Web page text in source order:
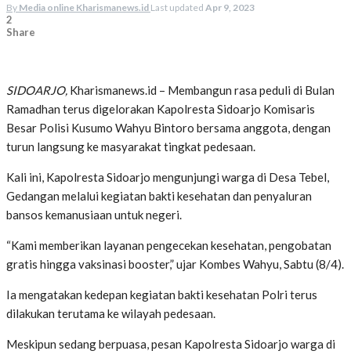
By Media online Kharismanews.id Last updated Apr 9, 2023
2
Share
SIDOARJO, Kharismanews.id – Membangun rasa peduli di Bulan
Ramadhan terus digelorakan Kapolresta Sidoarjo Komisaris
Besar Polisi Kusumo Wahyu Bintoro bersama anggota, dengan
turun langsung ke masyarakat tingkat pedesaan.
Kali ini, Kapolresta Sidoarjo mengunjungi warga di Desa Tebel,
Gedangan melalui kegiatan bakti kesehatan dan penyaluran
bansos kemanusiaan untuk negeri.
“Kami memberikan layanan pengecekan kesehatan, pengobatan
gratis hingga vaksinasi booster,” ujar Kombes Wahyu, Sabtu (8/4).
Ia mengatakan kedepan kegiatan bakti kesehatan Polri terus
dilakukan terutama ke wilayah pedesaan.
Meskipun sedang berpuasa, pesan Kapolresta Sidoarjo warga di